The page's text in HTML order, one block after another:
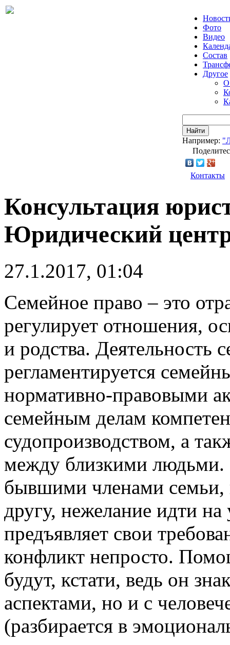
Фото
Видео
Состав
Другое
О
Найти
Например:
Контакты
Консультация
Юридический
27.1.2017, 01:04
Семейное право – это
регулирует отношения,
и родства. Деятельность
регламентируется
нормативно-правовыми
семейным делам
судопроизводством, а
между близкими
бывшими членами семьи,
другу, нежелание идти
предъявляет свои
конфликт непросто.
будут, кстати, ведь он
аспектами, но и с
(разбирается в